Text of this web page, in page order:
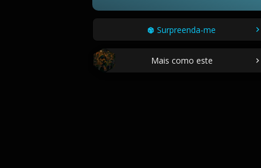
Surpreenda-me
Mais como este